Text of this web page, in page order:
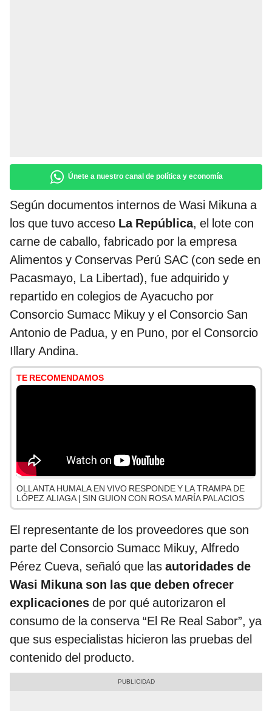
Únete a nuestro canal de política y economía
Según documentos internos de Wasi Mikuna a
los que tuvo acceso La República, el lote con
carne de caballo, fabricado por la empresa
Alimentos y Conservas Perú SAC (con sede en
Pacasmayo, La Libertad), fue adquirido y
repartido en colegios de Ayacucho por
Consorcio Sumacc Mikuy y el Consorcio San
Antonio de Padua, y en Puno, por el Consorcio
Illary Andina.
TE RECOMENDAMOS
OLLANTA HUMALA EN VIVO RESPONDE Y LA TRAMPA DE
LÓPEZ ALIAGA | SIN GUION CON ROSA MARÍA PALACIOS
El representante de los proveedores que son
parte del Consorcio Sumacc Mikuy, Alfredo
Pérez Cueva, señaló que las autoridades de
Wasi Mikuna son las que deben ofrecer
explicaciones de por qué autorizaron el
consumo de la conserva “El Re Real Sabor”, ya
que sus especialistas hicieron las pruebas del
contenido del producto.